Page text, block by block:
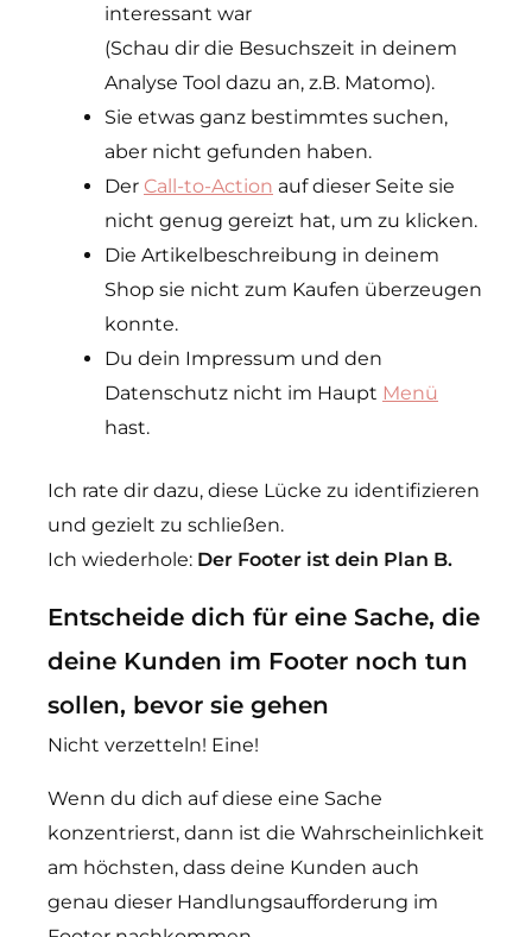
interessant war
(Schau dir die Besuchszeit in deinem
Analyse Tool dazu an, z.B. Matomo).
Sie etwas ganz bestimmtes suchen,
aber nicht gefunden haben.
Der Call-to-Action auf dieser Seite sie
nicht genug gereizt hat, um zu klicken.
Die Artikelbeschreibung in deinem
Shop sie nicht zum Kaufen überzeugen
konnte.
Du dein Impressum und den
Datenschutz nicht im Haupt Menü
hast.
Ich rate dir dazu, diese Lücke zu identifizieren
und gezielt zu schließen.
Ich wiederhole: Der Footer ist dein Plan B.
Entscheide dich für eine Sache, die
deine Kunden im Footer noch tun
sollen, bevor sie gehen
Nicht verzetteln! Eine!
Wenn du dich auf diese eine Sache
konzentrierst, dann ist die Wahrscheinlichkeit
am höchsten, dass deine Kunden auch
genau dieser Handlungsaufforderung im